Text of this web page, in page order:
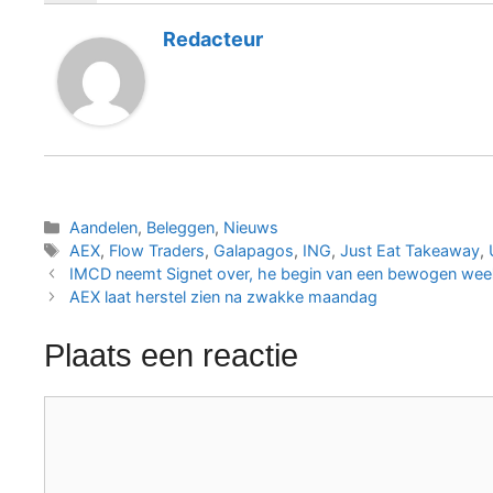
Redacteur
Categorieën
Aandelen, Beleggen, Nieuws
Tags
AEX, Flow Traders, Galapagos, ING,Just Eat Takeaway,
IMCD neemt Signet over, he begin van een bewogen
AEX laat herstel zien na zwakke maandag
Plaats een reactie